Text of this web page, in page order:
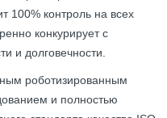
100% контроль на всех
конкурирует с
и долговечности.
роботизированным
и полностью